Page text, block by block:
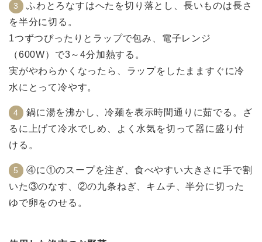
ふわとろなすはへたを切り落とし、長いものは長さ
を半分に切る。
1つずつぴったりとラップで包み、電子レンジ
（600W）で3～4分加熱する。
実がやわらかくなったら、ラップをしたまますぐに冷
水にとって冷やす。
鍋に湯を沸かし、冷麺を表示時間通りに茹でる。ざ
るに上げて冷水でしめ、よく水気を切って器に盛り付
ける。
④に①のスープを注ぎ、食べやすい大きさに手で割
いた③のなす、②の九条ねぎ、キムチ、半分に切った
ゆで卵をのせる。